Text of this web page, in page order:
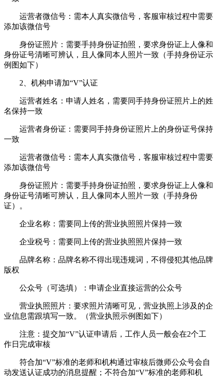
运营者微信号：需本人真实微信号，客服审核过程中需要
添加该微信号
身份证照片：需要手持身份证拍照，要求身份证上人像和
身份证号清晰可辨认，且人像同本人照片一致（手持身份证示
例图如下）
2、机构申请加“V”认证
运营者姓名：申请人姓名，需要同手持身份证照片上的姓
名保持一致
运营者身份证：需要同手持身份证照片上的身份证号保持
一致
运营者微信号：需本人真实微信号，客服审核过程中需要
添加该微信号
身份证照片：需要手持身份证拍照，要求身份证上人像和
身份证号清晰可辨认，且人像同本人照片一致（手持身份
证）。
企业名称：需要同上传的营业执照照片保持一致
企业税号：需要同上传的营业执照照片保持一致
品牌名称：品牌名称不得出现违规词，不得侵犯其他品牌
版权
公众号（可选填）：申请企业直接运营的公众号
营业执照照片：要求照片清晰可见，营业执照上涉及的企
业信息需跟填写一致。（营业执照示例图如下）
注意：提交加“V”认证申请后，工作人员一般会在2个工
作日完成审核
符合加“V”标准的老师和机构通过审核后微师公众号会自
动发送认证成功的消息提醒；不符合加“V”标准的老师和机